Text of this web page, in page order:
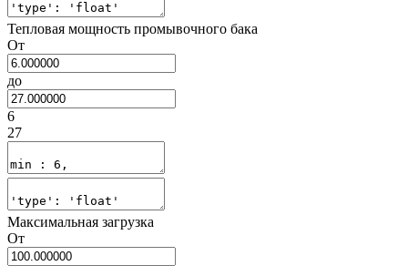
Тепловая мощность промывочного бака
От
до
6
27
Максимальная загрузка
От